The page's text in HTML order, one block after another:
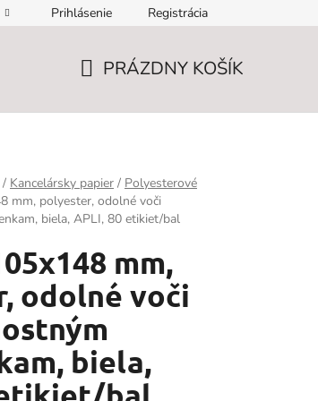
Prihlásenie Registrácia
PRÁZDNY KOŠÍK
/ Kancelársky papier / Polyesterové
mm, polyester, odolné voči
biela, APLI, 80 etikiet/bal
mm,
odolné voči
biela,